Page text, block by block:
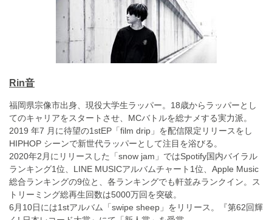
Rin音
福岡県宗像市出身、現役大学生ラッパー。18歳からラッパーとし
てのキャリアをスタートさせ、MCバトルを総ナメする実力派。
2019 年7 月に待望の1stEP「film drip」を配信限定リリースをし
HIPHOP シーンで新世代ラッパーとして注目を浴びる。
2020年2月にリリースした「snow jam」ではSpotify国内バイラル
ランキング1位、LINE MUSICアルバムチャート1位、Apple Music
総合ランキングの9位と、各ランキングでも軒並みランクイン。ス
トリーミング総再生回数は5000万回を突破。
6月10日には1stアルバム「swipe sheep」をリリース。『第62回輝